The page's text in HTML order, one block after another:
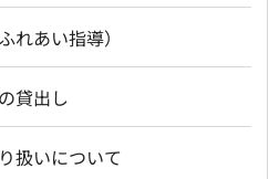
れあい指導）
貸出し
扱いについて